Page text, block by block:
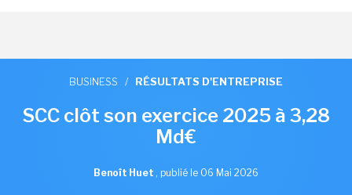
BUSINESS / RÉSULTATS D'ENTREPRISE
SCC clôt son exercice 2025 à 3,28
Md€
Benoît Huet , publié le 06 Mai 2026